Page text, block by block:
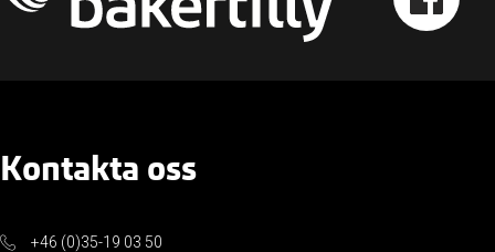
Kontakta oss
+46 (0)35-19 03 50